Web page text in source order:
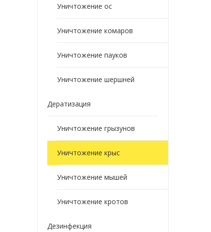
Уничтожение ос
Уничтожение комаров
Уничтожение пауков
Уничтожение шершней
Дератизация
Уничтожение грызунов
Уничтожение крыс
Уничтожение мышей
Уничтожение кротов
Дезинфекция